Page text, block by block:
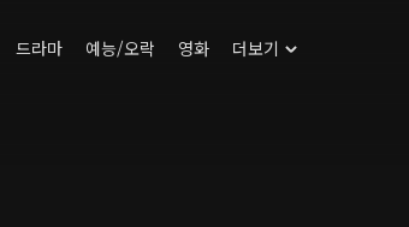
드라마 예능/오락 영화 더보기